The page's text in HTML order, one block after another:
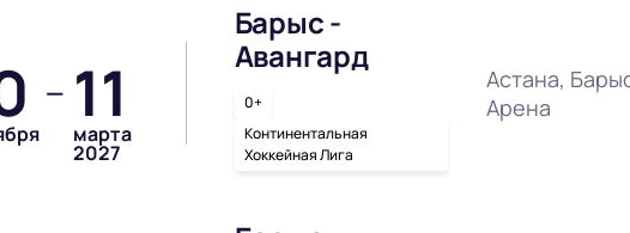
— 11
марта
2027
Барыс -
Авангард
0+
Континентальная
Хоккейная Лига
Астана,
Арена